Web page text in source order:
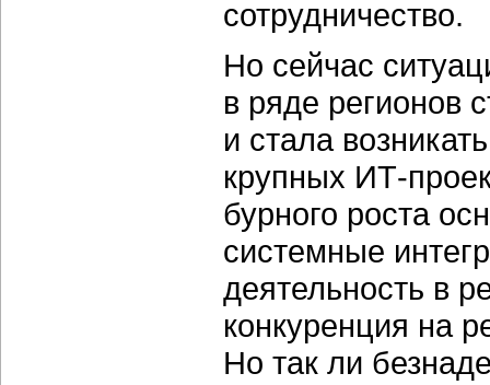
сотрудничество.
Но сейчас
в ряде регионов
и стала
крупных ИТ-
бурного роста
системные
деятельность в
конкуренция на
Но так ли